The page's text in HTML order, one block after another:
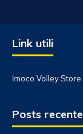
Link utili
Imoco Volley Store
Posts